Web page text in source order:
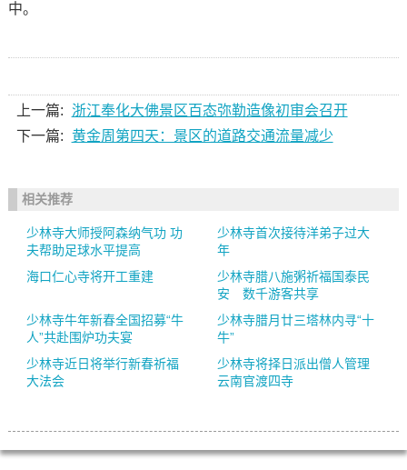
中。
上一篇:
浙江奉化大佛景区百态弥勒造像初审会召开
下一篇: 黄金周第四天：景区的道路交通流量减少
相关推荐
少林寺大师授阿森纳气功 功
夫帮助足球水平提高
少林寺首次接待洋弟子过大
年
海口仁心寺将开工重建
少林寺腊八施粥祈福国泰民
安 数千游客共享
少林寺牛年新春全国招募“牛
人”共赴围炉功夫宴
少林寺腊月廿三塔林内寻“十
牛”
少林寺近日将举行新春祈福
大法会
少林寺将择日派出僧人管理
云南官渡四寺